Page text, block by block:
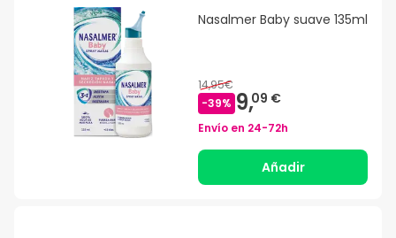
Nasalmer Baby suave 135ml
14,95€
-39% 9,09 €
Envío en 24-72h
Añadir